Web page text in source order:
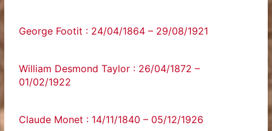
George Footit : 24/04/1864 – 29/08/1921
William Desmond Taylor : 26/04/1872 –
01/02/1922
Claude Monet : 14/11/1840 – 05/12/1926